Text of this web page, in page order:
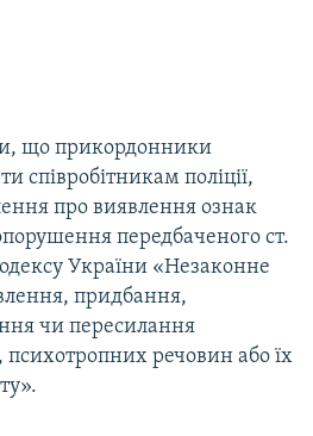
що прикордонники
співробітникам поліції,
про виявлення ознак
передбаченого ст.
України «Незаконне
придбання,
чи пересилання
психотропних речовин або їх